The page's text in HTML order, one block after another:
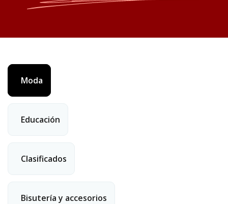
Moda
Educación
Clasificados
Bisutería y accesorios